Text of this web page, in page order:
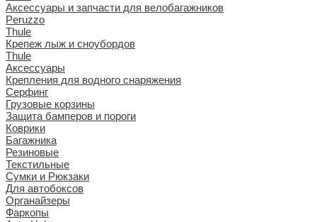
Аксессуары и запчасти для велобагажников
Peruzzo
Thule
Крепеж лыж и сноубордов
Thule
Аксессуары
Крепления для водного снаряжения
Серфинг
Грузовые корзины
Защита бамперов и пороги
Коврики
Багажника
Резиновые
Текстильные
Сумки и Рюкзаки
Для автобоксов
Органайзеры
Фаркопы